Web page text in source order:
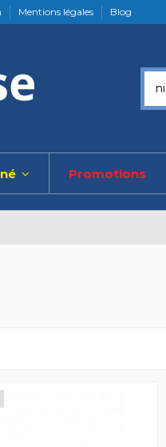
Mentions légales Blog
Promotions